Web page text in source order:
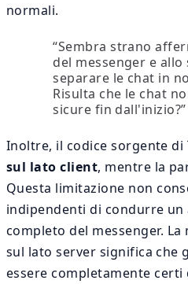
normali.
“Sembra strano
del messenger e
separare le chat in
Risulta che le chat
sicure fin dall'inizio?”
Inoltre, il codice sorgente di
sul lato client, mentre la
Questa limitazione non
indipendenti di condurre un
completo del messenger.
sul lato server significa che
essere completamente